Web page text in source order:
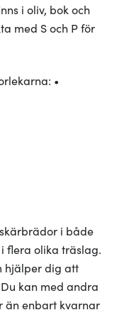
i oliv, bok och
med S och P för
•
i både
flera olika träslag.
hjälper dig att
kan med andra
än enbart kvarnar